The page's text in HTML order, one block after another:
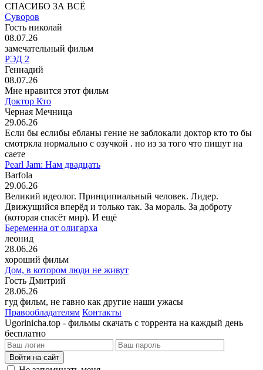
СПАСИБО ЗА ВСЁ
Суворов
Гость николай
08.07.26
замечательный фильм
РЭД 2
Геннадий
08.07.26
Мне нравится этот фильм
Доктор Кто
Черная Мечница
29.06.26
Если бы еслибы ебланы гение не заблокали доктор кто то бы
смотркла нормально с озучкой . но из за того что пишут на
саете
Pearl Jam: Нам двадцать
Barfola
29.06.26
Великий идеолог. Принципиальный человек. Лидер.
Движущийся вперёд и только так. За мораль. За доброту
(которая спасёт мир). И ещё
Беременна от олигарха
леонид
28.06.26
хороший фильм
Дом, в котором люди не живут
Гость Дмитрий
28.06.26
гуд фильм, не гавно как другие наши ужасы
Правообладателям Контакты
Ugorinicha.top - фильмы скачать с торрента на каждый день
бесплатно
Войти на сайт